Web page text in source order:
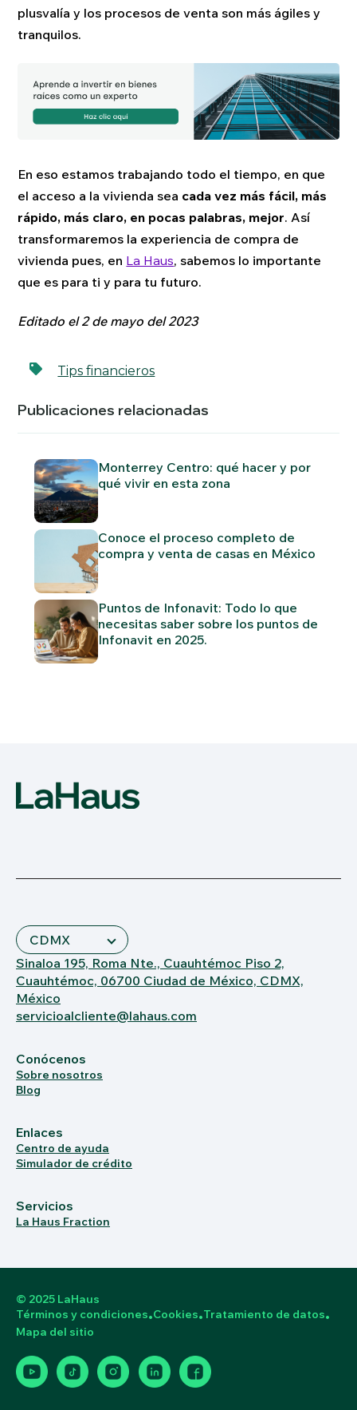
plusvalía y los procesos de venta son más ágiles y
tranquilos.
En eso estamos trabajando todo el tiempo, en que
el acceso a la vivienda sea cada vez más fácil, más
rápido, más claro, en pocas palabras, mejor. Así
transformaremos la experiencia de compra de
vivienda pues, en La Haus, sabemos lo importante
que es para ti y para tu futuro.
Editado el 2 de mayo del 2023
Tips financieros
Publicaciones relacionadas
Monterrey Centro: qué hacer y por
qué vivir en esta zona
Conoce el proceso completo de
compra y venta de casas en México
Puntos de Infonavit: Todo lo que
necesitas saber sobre los puntos de
Infonavit en 2025.
Sinaloa 195, Roma Nte., Cuauhtémoc Piso 2,
Cuauhtémoc, 06700 Ciudad de México, CDMX,
México
servicioalcliente@lahaus.com
Conócenos
Sobre nosotros
Blog
Enlaces
Centro de ayuda
Simulador de crédito
Servicios
La Haus Fraction
© 2025 LaHaus
Términos y condiciones•Cookies•Tratamiento de datos•
Mapa del sitio